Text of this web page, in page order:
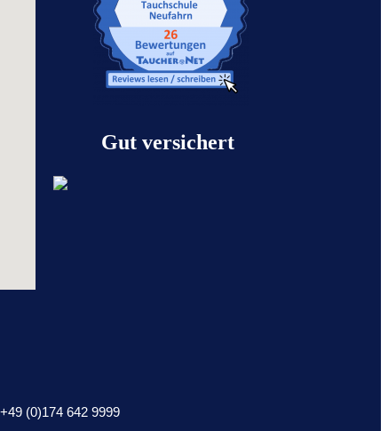
Gut versichert
(0)174 642 9999